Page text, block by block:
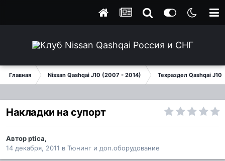
Главная Nissan Qashqai J10 (2007 - 2014) Техраздел Qashqai J10
Накладки на супорт
Авторptica,
14 декабря, 2011 в Тюнинг и доп.оборудование